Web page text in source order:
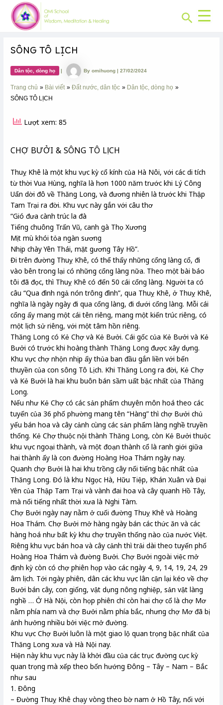
content
Search
SÔNG TÔ LỊCH
Dân tộc, dòng họ | Byomihuong|27/02/2024
Trang chủ Bài viết Đất nước, dân tộc
Dân tộc, dòng họ
SÔNG TÔ LỊCH
Lượt xem: 85
CHỢ BƯỞI & SÔNG TÔ LỊCH
Thuỵ Khê là một khu vực kỳ cổ kính của Hà Nôi, với các di tích
từ thời Vua Hùng, nghĩa là hơn 1000 năm trước khi Lý Công
Uẩn dời đô về Thăng Long, và đương nhiên là trước khi Thập
Tam Trại ra đời. Khu vực này gắn với câu thơ
“Gió đưa cành trúc la đà
Tiếng chuông Trấn Vũ, canh gà Thọ Xương
Mịt mù khói tỏa ngàn sương
Nhịp chày Yên Thái, mặt gương Tây Hồ”.
Đi trên đường Thuỵ Khê, có thể thấy những cổng làng cổ, đi
vào bên trong lại có những cổng làng nữa. Theo một bài báo
tôi đã đọc, thì Thuỵ Khê có đến 50 cái cổng làng. Người ta có
câu “Qua đình ngả nón trông đình”, qua Thuỵ Khê, ở Thuỵ Khê,
nghĩa là ngày ngày đi qua cổng làng, đi dưới cổng làng. Mỗi cái
cổng ấy mang một cái tên riêng, mang một kiến trúc riêng, có
một lịch sử riêng, với một tâm hồn riêng.
Thăng Long có Kẻ Chợ và Kẻ Bưởi. Cái gốc của Kẻ Bưởi và Kẻ
Bưởi có trước khi hoàng thành Thăng Long được xây dựng.
Khu vực chợ nhộn nhịp ấy thủa ban đầu gắn liền với bến
thuyền của con sông Tô Lịch. Khi Thăng Long ra đời, Kẻ Chợ
và Kẻ Bưởi là hai khu buôn bán sầm uất bậc nhất của Thăng
Long.
Nếu như Kẻ Chợ có các sản phẩm chuyên môn hoá theo các
tuyến của 36 phố phường mang tên “Hàng” thì chợ Bưởi chủ
yếu bán hoa và cây cảnh cùng các sản phẩm làng nghề truyền
thống. Kẻ Chợ thuộc nội thành Thăng Long, còn Kẻ Bưởi thuộc
khu vực ngoại thành, và một đoạn thành cổ là ranh giới giữa
hai thành ấy là con đường Hoàng Hoa Thám ngày nay.
Quanh chợ Bưởi là hai khu trồng cây nổi tiếng bậc nhất của
Thăng Long. Đó là khu Ngọc Hà, Hữu Tiệp, Khán Xuân và Đại
Yên của Thập Tam Trại và vành đai hoa và cây quanh Hồ Tây,
mà nổi tiếng nhất thời xưa là Nghi Tàm.
Chợ Bưởi ngày nay nằm ở cuối đường Thuỵ Khê và Hoàng
Hoa Thám. Chợ Bưởi mở hàng ngày bán các thức ăn và các
hàng hoá như bất kỳ khu chợ truyền thống nào của nước Việt.
Riêng khu vực bán hoa và cây cảnh thì trải dài theo tuyến phố
Hoàng Hoa Thám và đường Bưởi. Chợ Bưởi ngoài việc mở
định kỳ còn có chợ phiên họp vào các ngày 4, 9, 14, 19, 24, 29
âm lịch. Tới ngày phiên, dân các khu vực lân cận lại kéo về chợ
Bưởi bán cây, con giống, vật dụng nông nghiệp, sản vật làng
nghề … Ở Hà Nội, còn họp phiên chỉ còn hai chợ cổ là chợ Mơ
nằm phía nam và chợ Bưởi nằm phía bắc, nhưng chợ Mơ đã bị
ảnh hưởng nhiều bởi việc mở đường.
Khu vực Chợ Bưởi luôn là một giao lộ quan trọng bậc nhất của
Thăng Long xưa và Hà Nội nay.
Hiện này khu vực này là khởi đầu của các trục đường cực kỳ
quan trọng mà xếp theo bốn hướng Đông – Tây – Nam – Bắc
như sau
1. Đông
– Đường Thuỵ Khê chạy vòng theo bờ nam ở Hồ Tây, nối với
Post
navigation
CHUYÊN
MỤC: